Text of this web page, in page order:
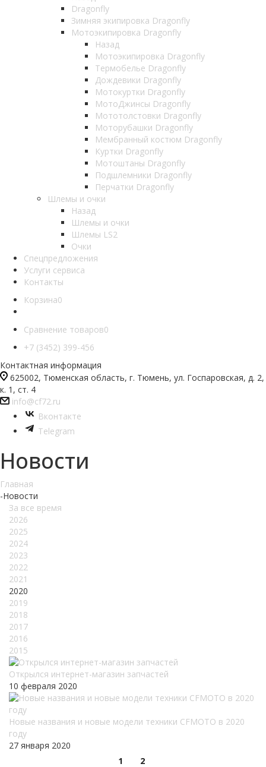
Dragonfly
Зимняя экипировка Dragonfly
Мотоэкипировка Dragonfly
Назад
Мотоэкипировка Dragonfly
Термобелье Dragonfly
Дождевики Dragonfly
Мотокуртки Dragonfly
МотоДжинсы Dragonfly
Мототолстовки Dragonfly
Моторубашки Dragonfly
Мембранный костюм Dragonfly
Куртки Dragonfly
Мотоштаны Dragonfly
Подшлемники Dragonfly
Перчатки Dragonfly
Шлемы и очки
Назад
Шлемы и очки
Шлемы LS2
Очки
Спецпредложения
Услуги сервиса
Контакты
Корзина0
Сравнение товаров0
+7 (3452) 399-456
Контактная информация
625002, Тюменская область, г. Тюмень, ул. Госпаровская, д. 2,
к. 1, ст. 4
info@cf72.ru
Вконтакте
Telegram
Новости
Главная
-Новости
За все время
2026
2025
2024
2023
2022
2021
2020
2019
2018
2017
2016
2015
Открылся интернет-магазин запчастей
10 февраля 2020
Новые названия и новые модели техники CFMOTO в 2020
году
27 января 2020
1
2